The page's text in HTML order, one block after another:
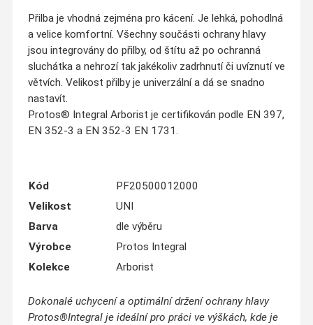
Přilba je vhodná zejména pro kácení. Je lehká, pohodlná
a velice komfortní. Všechny součásti ochrany hlavy
jsou integrovány do přilby, od štítu až po ochranná
sluchátka a nehrozí tak jakékoliv zadrhnutí či uvíznutí ve
větvích. Velikost přilby je univerzální a dá se snadno
nastavít.
Protos® Integral Arborist je certifikován podle EN 397,
EN 352-3 a EN 352-3 EN 1731.
Kód
PF20500012000
Velikost
UNI
Barva
dle výběru
Výrobce
Protos Integral
Kolekce
Arborist
Dokonalé uchycení a optimální držení ochrany hlavy
Protos®Integral je ideální pro práci ve výškách, kde je